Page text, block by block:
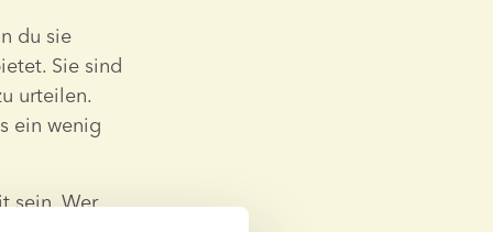
du sie
Sie sind
urteilen.
ein wenig
sein. Wer